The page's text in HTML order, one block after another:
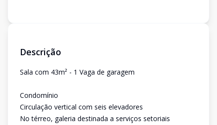
Descrição
Sala com 43m² - 1 Vaga de garagem
Condomínio
Circulação vertical com seis elevadores
No térreo, galeria destinada a serviços setoriais